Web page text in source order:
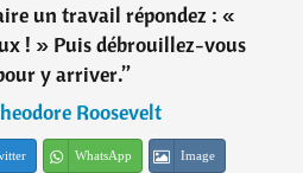
un travail répondez : «
! » Puis débrouillez-vous
y arriver.”
Roosevelt
WhatsApp Image